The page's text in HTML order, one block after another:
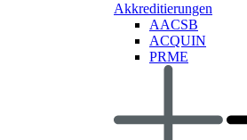
Akkreditierungen
AACSB
ACQUIN
PRME